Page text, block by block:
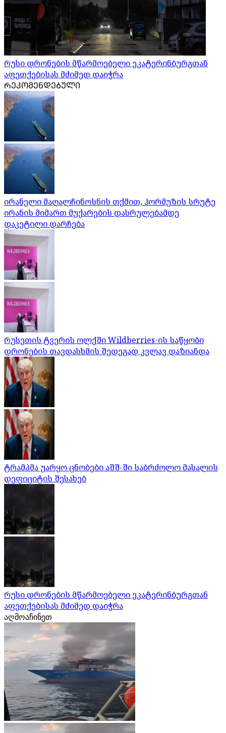
რუსი დრონების მწარმოებელი ეკატერინბურგთან
აფეთქებისას მძიმედ დაიჭრა
ᲠᲔᲙᲝᲛᲔᲜᲓᲔᲑᲣᲚᲘ
ირანელი მაღალჩინოსნის თქმით, ჰორმუზის სრუტე
ირანის მიმართ მუქარების დასრულებამდე
დაკეტილი დარჩება
რუსეთის ტვერის ოლქში Wildberries-ის საწყობი
დრონების თავდასხმის შედეგად კვლავ დაზიანდა
ტრამპმა უარყო ცნობები აშშ-ში საბრძოლო მასალის
დეფიციტის შესახებ
რუსი დრონების მწარმოებელი ეკატერინბურგთან
აფეთქებისას მძიმედ დაიჭრა
აღმოაჩინეთ